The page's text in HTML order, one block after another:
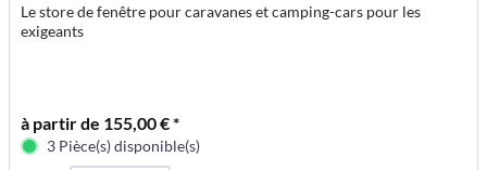
Le store de fenêtre pour caravanes et camping-cars pour les
exigeants
à partir de 155,00 € *
3 Pièce(s) disponible(s)